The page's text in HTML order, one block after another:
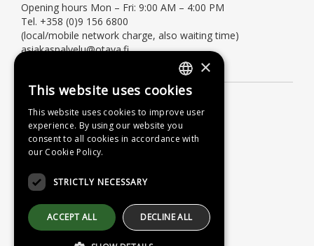
Opening hours Mon – Fri: 9:00 AM – 4:00 PM
Tel. +358 (0)9 156 6800
(local/mobile network charge, also waiting time)
asiakaspalvelu@otava.fi
Terms of delivery
Instructions
Privacy Policy
Accessibility Statement
FINNISH
SWEDISH
ENGLISH
×
This website uses cookies
This website uses cookies to improve user
experience. By using our website you
consent to all cookies in accordance with
our Cookie Policy.
STRICTLY NECESSARY
ACCEPT ALL DECLINE ALL